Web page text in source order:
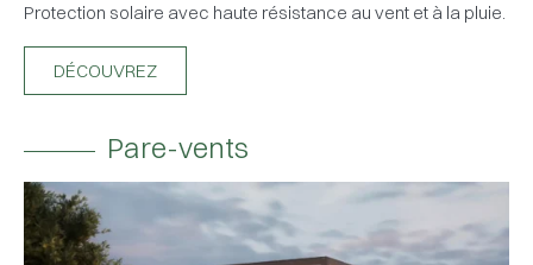
Protection solaire avec haute résistance au vent et à la pluie.
DÉCOUVREZ
Pare-vents